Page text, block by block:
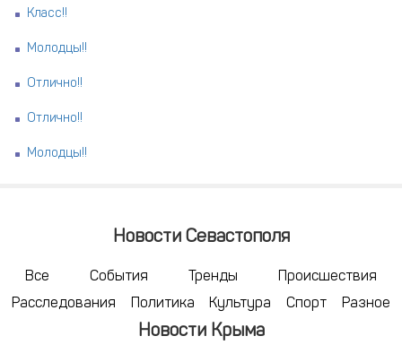
Класс!!
Молодцы!!
Отлично!!
Отлично!!
Молодцы!!
Новости Севастополя
Все События Тренды
Происшествия
Расследования
Политика Культура Спорт Разное
Новости Крыма